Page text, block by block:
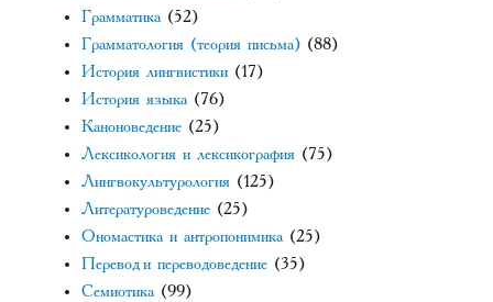
Грамматика (52)
Грамматология (теория письма) (88)
История лингвистики (17)
История языка (76)
Каноноведение (25)
Лексикология и лексикография (75)
Лингвокультурология (125)
Литературоведение (25)
Ономастика и антропонимика (25)
Перевод и переводоведение (35)
Семиотика (99)